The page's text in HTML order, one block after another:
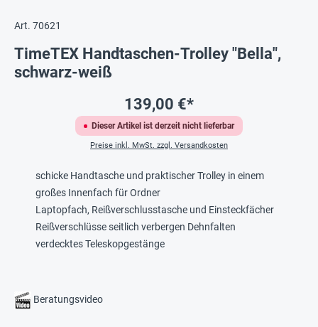
Art. 70621
TimeTEX Handtaschen-Trolley "Bella",
schwarz-weiß
Dieser Artikel ist derzeit nicht lieferbar
139,00 €*
Preise inkl. MwSt. zzgl. Versandkosten
schicke Handtasche und praktischer Trolley in einem
großes Innenfach für Ordner
Laptopfach, Reißverschlusstasche und Einsteckfächer
Reißverschlüsse seitlich verbergen Dehnfalten
verdecktes Teleskopgestänge
Beratungsvideo